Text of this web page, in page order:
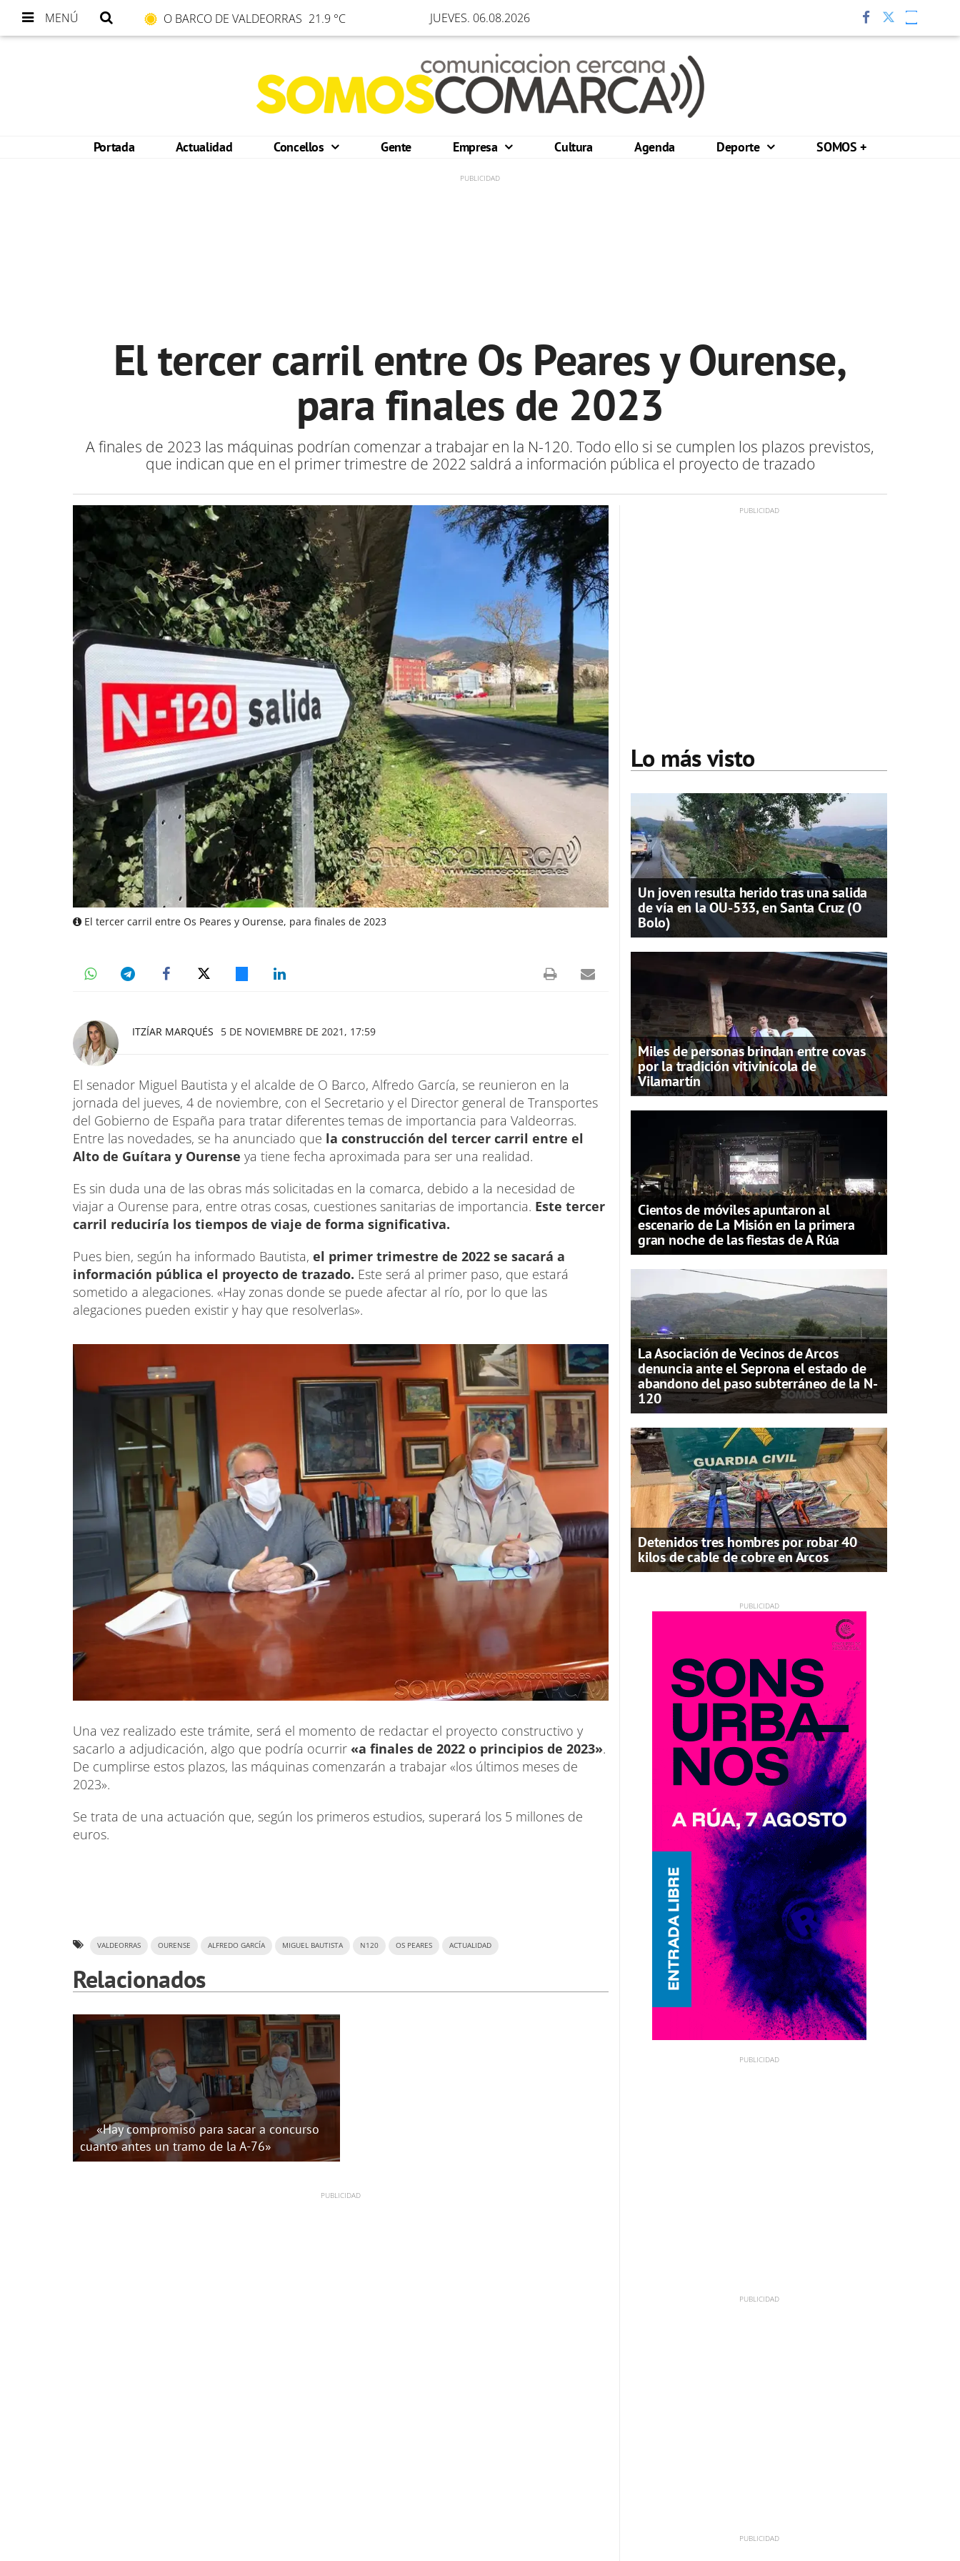
MENÚ O BARCO DE VALDEORRAS 21.9 °C JUEVES. 06.08.2026
Portada Actualidad Concellos Gente Empresa Cultura Agenda Deporte SOMOS +
El tercer carril entre Os Peares y Ourense,
para finales de 2023
A finales de 2023 las máquinas podrían comenzar a trabajar en la N-120. Todo ello si se cumplen los plazos previstos,
que indican que en el primer trimestre de 2022 saldrá a información pública el proyecto de trazado
El tercer carril entre Os Peares y Ourense, para finales de 2023
ITZÍAR MARQUÉS 5 DE NOVIEMBRE DE 2021, 17:59
El senador Miguel Bautista y el alcalde de O Barco, Alfredo García, se reunieron en la
jornada del jueves, 4 de noviembre, con el Secretario y el Director general de Transportes
del Gobierno de España para tratar diferentes temas de importancia para Valdeorras.
Entre las novedades, se ha anunciado que la construcción del tercer carril entre el
Alto de Guítara y Ourense ya tiene fecha aproximada para ser una realidad.
Es sin duda una de las obras más solicitadas en la comarca, debido a la necesidad de
viajar a Ourense para, entre otras cosas, cuestiones sanitarias de importancia. Este tercer
carril reduciría los tiempos de viaje de forma significativa.
Pues bien, según ha informado Bautista, el primer trimestre de 2022 se sacará a
información pública el proyecto de trazado. Este será al primer paso, que estará
sometido a alegaciones. «Hay zonas donde se puede afectar al río, por lo que las
alegaciones pueden existir y hay que resolverlas».
Una vez realizado este trámite, será el momento de redactar el proyecto constructivo y
sacarlo a adjudicación, algo que podría ocurrir «a finales de 2022 o principios de 2023».
De cumplirse estos plazos, las máquinas comenzarán a trabajar «los últimos meses de
2023».
Se trata de una actuación que, según los primeros estudios, superará los 5 millones de
euros.
VALDEORRAS OURENSE ALFREDO GARCÍA MIGUEL BAUTISTA N120 OS PEARES ACTUALIDAD
Relacionados
«Hay compromiso para sacar a concurso
cuanto antes un tramo de la A-76»
Lo más visto
Un joven resulta herido tras una salida
de vía en la OU-533, en Santa Cruz (O
Bolo)
Miles de personas brindan entre covas
por la tradición vitivinícola de
Vilamartín
Cientos de móviles apuntaron al
escenario de La Misión en la primera
gran noche de las fiestas de A Rúa
La Asociación de Vecinos de Arcos
denuncia ante el Seprona el estado de
abandono del paso subterráneo de la N-
120
Detenidos tres hombres por robar 40
kilos de cable de cobre en Arcos